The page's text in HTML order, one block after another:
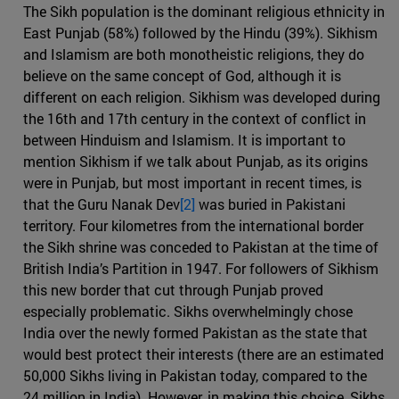
The Sikh population is the dominant religious ethnicity in
East Punjab (58%) followed by the Hindu (39%). Sikhism
and Islamism are both monotheistic religions, they do
believe on the same concept of God, although it is
different on each religion. Sikhism was developed during
the 16th and 17th century in the context of conflict in
between Hinduism and Islamism. It is important to
mention Sikhism if we talk about Punjab, as its origins
were in Punjab, but most important in recent times, is
that the Guru Nanak Dev[2] was buried in Pakistani
territory. Four kilometres from the international border
the Sikh shrine was conceded to Pakistan at the time of
British India’s Partition in 1947. For followers of Sikhism
this new border that cut through Punjab proved
especially problematic. Sikhs overwhelmingly chose
India over the newly formed Pakistan as the state that
would best protect their interests (there are an estimated
50,000 Sikhs living in Pakistan today, compared to the